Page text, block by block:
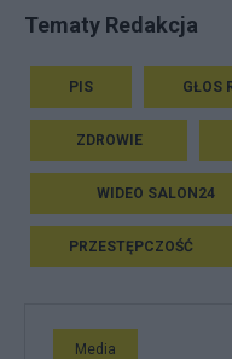
Tematy Redakcja
PIS GŁOS
ZDROWIE
WIDEO SALON24
PRZESTĘPCZOŚĆ
Media